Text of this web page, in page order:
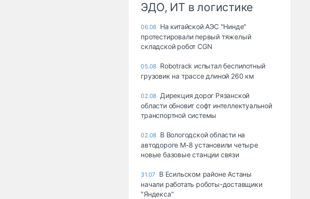
ЭДО, ИТ в логистике
06.08 На китайской АЭС "Нинде"
протестировали первый тяжелый
складской робот CGN
05.08 Robotrack испытал беспилотный
грузовик на трассе длиной 260 км
02.08 Дирекция дорог Рязанской
области обновит софт интеллектуальной
транспортной системы
02.08 В Вологодской области на
автодороге М-8 установили четыре
новые базовые станции связи
31.07
В Есильском районе Астаны
начали работать роботы-доставщики
"Яндекса"